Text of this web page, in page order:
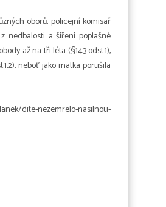
oborů, policejní komisař
nedbalosti a šíření poplašné
až na tři léta (§143 odst.1),
neboť jako matka porušila
dite-nezemrelo-nasilnou-